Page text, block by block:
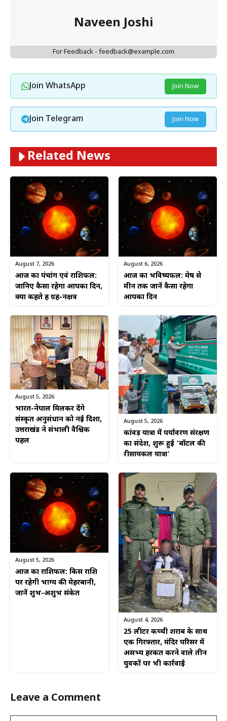
Naveen Joshi
For Feedback - feedback@example.com
Join WhatsApp Join Now
Join Telegram Join Now
Related News
August 7, 2026
आज का पंचांग एवं राशिफल:
जानिए कैसा रहेगा आपका दिन,
क्या कहते हैं ग्रह-नक्षत्र
August 6, 2026
आज का भविष्यफल: मेष से
मीन तक जानें कैसा रहेगा
आपका दिन
August 5, 2026
भारत-नेपाल मिलकर देंगे
संस्कृत अनुसंधान को नई दिशा,
उत्तराखंड ने संभाली वैश्विक
पहल
August 5, 2026
कांवड़ यात्रा में पर्यावरण संरक्षण
का संदेश, शुरू हुई ‘बॉटल की
रीसायकल यात्रा’
August 5, 2026
आज का राशिफल: किस राशि
पर रहेगी भाग्य की मेहरबानी,
जानें शुभ-अशुभ संकेत
August 4, 2026
25 लीटर कच्ची शराब के साथ
एक गिरफ्तार, मंदिर परिसर में
असभ्य हरकत करने वाले तीन
युवकों पर भी कार्रवाई
Leave a Comment